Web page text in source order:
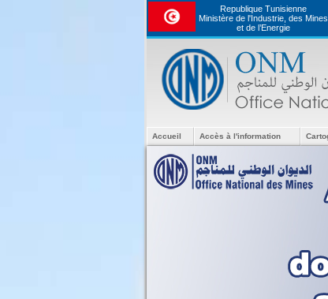
Republique Tunisienne
Ministère de l'Industrie, des Mines
et de l’Energie
Accueil Accès à l'information